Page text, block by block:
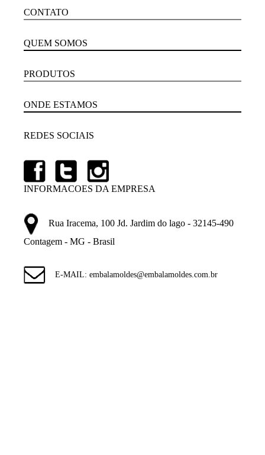
CONTATO
QUEM SOMOS
PRODUTOS
ONDE ESTAMOS
REDES SOCIAIS
INFORMACOES DA EMPRESA
Rua Iracema, 100 Jd. Jardim do lago - 32145-490
Contagem - MG - Brasil
E-MAIL: embalamoldes@embalamoldes.com.br